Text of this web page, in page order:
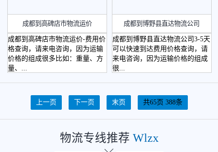
成都到高碑店市物流运价
成都到高碑店市物流运价-费用价
格查询，请来电咨询，因为运输
价格的组成很多比如：重量、方
量、...
成都到博野县直达物流公司
成都到博野县直达物流公司3-5天
可以快速到达费用价格查询，请
来电咨询，因为运输价格的组成
很...
上一页 下一页 末页 共65页 388条
物流专线推荐 Wlzx